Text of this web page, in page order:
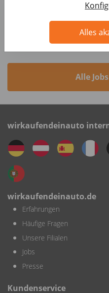
Alles
Sales Manager B2B /
Vertrieb • Deutschland, Hannover
Alle
wirkaufendeinauto
wirkaufendeinauto.de
Erfahrungen
Häufige Fragen
Unsere Filialen
Jobs
Presse
Kundenservice